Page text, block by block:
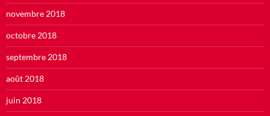
novembre 2018
octobre 2018
septembre 2018
août 2018
juin 2018